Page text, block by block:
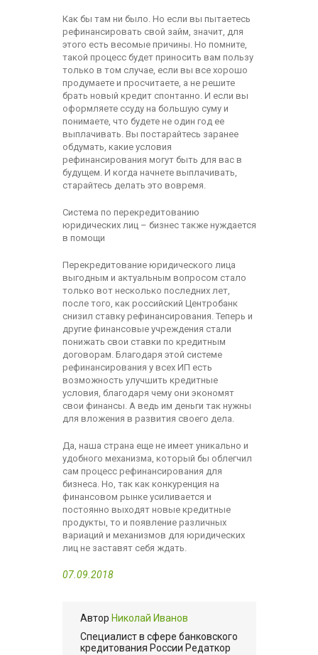
Как бы там ни было. Но если вы пытаетесь
рефинансировать свой займ, значит, для
этого есть весомые причины. Но помните,
такой процесс будет приносить вам пользу
только в том случае, если вы все хорошо
продумаете и просчитаете, а не решите
брать новый кредит спонтанно. И если вы
оформляете ссуду на большую суму и
понимаете, что будете не один год ее
выплачивать. Вы постарайтесь заранее
обдумать, какие условия
рефинансирования могут быть для вас в
будущем. И когда начнете выплачивать,
старайтесь делать это вовремя.
Система по перекредитованию
юридических лиц – бизнес также нуждается
в помощи
Перекредитование юридического лица
выгодным и актуальным вопросом стало
только вот несколько последних лет,
после того, как российский Центробанк
снизил ставку рефинансирования. Теперь и
другие финансовые учреждения стали
понижать свои ставки по кредитным
договорам. Благодаря этой системе
рефинансирования у всех ИП есть
возможность улучшить кредитные
условия, благодаря чему они экономят
свои финансы. А ведь им деньги так нужны
для вложения в развития своего дела.
Да, наша страна еще не имеет уникально и
удобного механизма, который бы облегчил
сам процесс рефинансирования для
бизнеса. Но, так как конкуренция на
финансовом рынке усиливается и
постоянно выходят новые кредитные
продукты, то и появление различных
вариаций и механизмов для юридических
лиц не заставят себя ждать.
07.09.2018
Автор Николай Иванов
Cпециалист в сфере банковского
кредитования России Редаткор